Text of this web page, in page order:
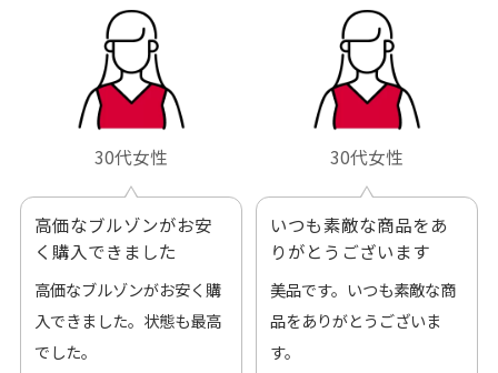
30代女性
高価なブルゾンがお安
く購入できました
高価なブルゾンがお安く購
入できました。状態も最高
でした。
30代女性
いつも素敵な商品をあ
りがとうございます
美品です。いつも素敵な商
品をありがとうございま
す。